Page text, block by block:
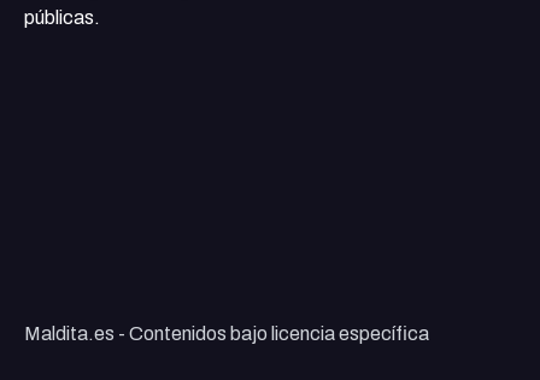
públicas.
Maldita.es - Contenidos bajo licencia específica